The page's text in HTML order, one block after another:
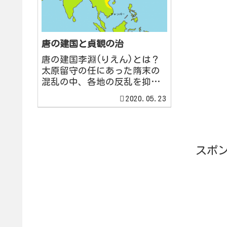
唐の建国と貞観の治
唐の建国李淵(りえん)とは？
太原留守の任にあった隋末の
混乱の中、各地の反乱を抑え
淵(りえん)・李世民(りせいみ
2020.05.23
スポ